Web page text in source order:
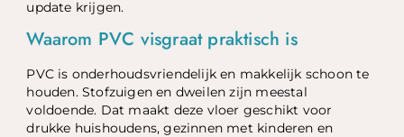
update krijgen.
Waarom PVC visgraat praktisch is
PVC is onderhoudsvriendelijk en makkelijk schoon te
houden. Stofzuigen en dweilen zijn meestal
voldoende. Dat maakt deze vloer geschikt voor
drukke huishoudens, gezinnen met kinderen en